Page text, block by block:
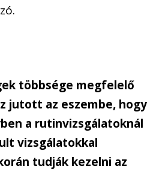
többsége megfelelő
jutott az eszembe, hogy
a rutinvizsgálatoknál
vizsgálatokkal
tudják kezelni az